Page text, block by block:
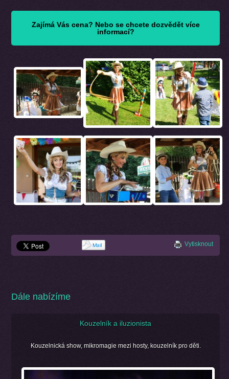
Zajímá Vás cena? Nebo se chcete dozvědět více
informací?
Vytisknout
Dále nabízíme
Kouzelník a iluzionista
Kouzelnická show, mikromagie mezi hosty, kouzelník pro děti.